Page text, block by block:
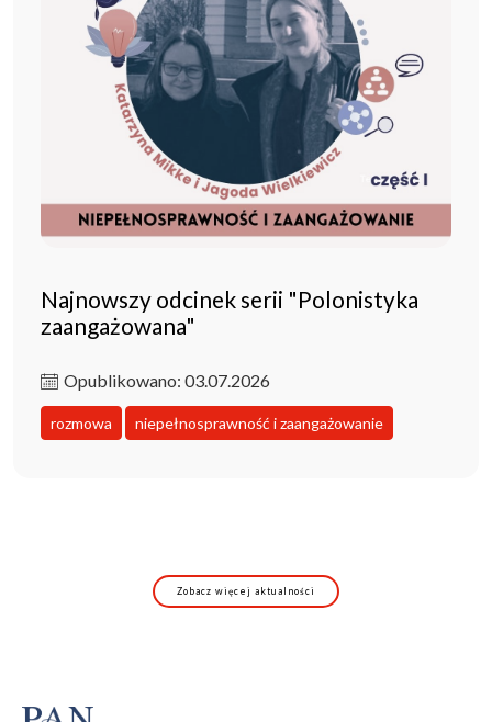
Najnowszy odcinek serii "Polonistyka
zaangażowana"
Opublikowano: 03.07.2026
rozmowa niepełnosprawność i zaangażowanie
Zobacz więcej aktualności